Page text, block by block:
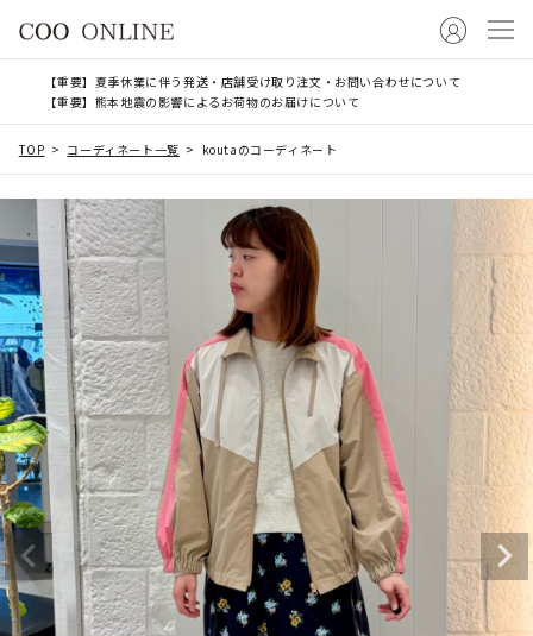
【重要】夏季休業に伴う発送・店舗受け取り注文・お問い合わせについて
【重要】熊本地震の影響によるお荷物のお届けについて
TOP コーディネート一覧 koutaのコーディネート